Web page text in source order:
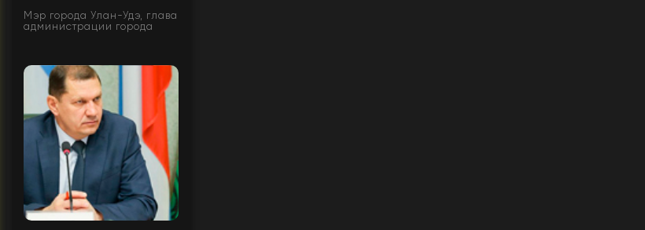
Мэр города Улан-Удэ, глава
администрации города